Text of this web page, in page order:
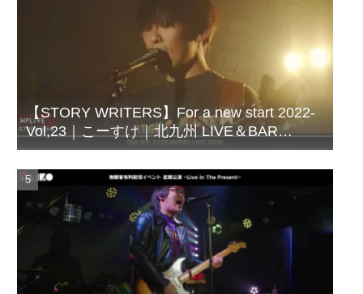
【STORY WRITERS】For a new start 2022-
Vol,23｜こーすけ｜北九州 LIVE＆BAR
WHIPPING POST